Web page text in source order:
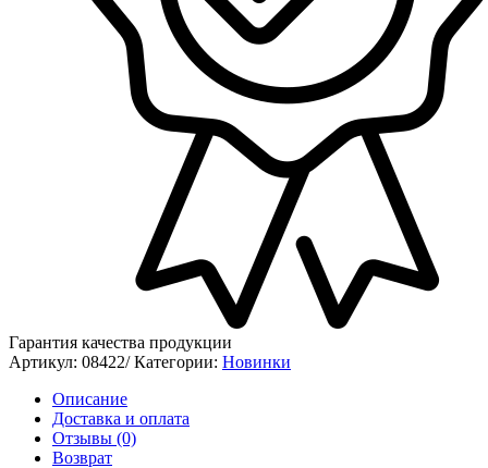
Гарантия качества продукции
Артикул: 08422/ Категории: Новинки
Описание
Доставка и оплата
Отзывы (0)
Возврат